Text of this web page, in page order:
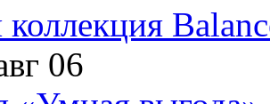
коллекция
06